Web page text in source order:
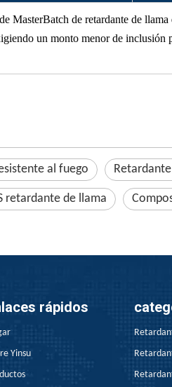
MasterBatch de retardante de
un monto menor de
al fuego
retardante de llama
rápidos
Yinsu